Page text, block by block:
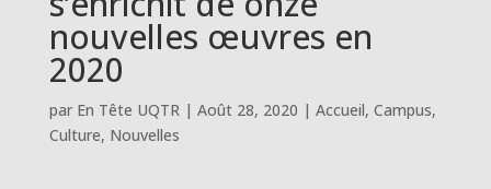
nouvelles œuvres en
2020
par En Tête UQTR| Août 28, 2020 | Accueil, Campus,
Culture, Nouvelles